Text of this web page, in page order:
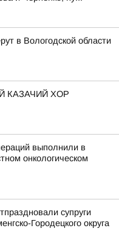
в Вологодской области
КАЗАЧИЙ ХОР
выполнили в
онкологическом
супруги
Городецкого округа